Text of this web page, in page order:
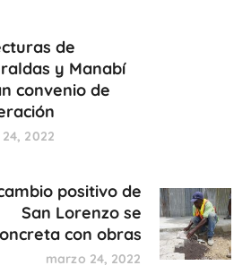
de
y Manabí
convenio de
2022
positivo de
San Lorenzo se
con obras
marzo 24, 2022